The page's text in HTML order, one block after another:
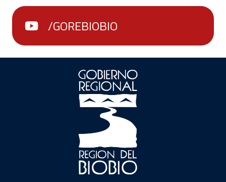
/GOREBIOBIO